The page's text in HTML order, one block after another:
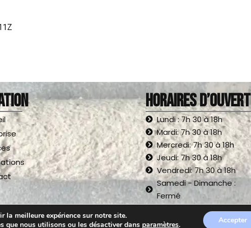
Horaires
Lundi : 7h 30 à 18h
Mardi: 7h 30 à 18h
Mercredi: 7h 30 à 18h
Jeudi: 7h 30 à 18h
Vendredi: 7h 30 à 18h
Samedi - Dimanche :
Fermé
la meilleure expérience sur notre site.
que nous utilisons ou les désactiver dans paramètres. Accepter